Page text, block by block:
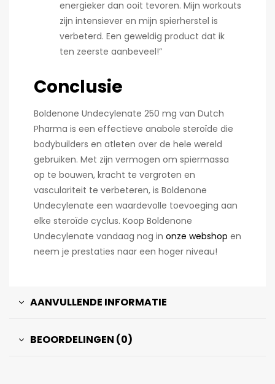
energieker dan ooit tevoren. Mijn workouts
zijn intensiever en mijn spierherstel is
verbeterd. Een geweldig product dat ik
ten zeerste aanbeveel!”
Conclusie
Boldenone Undecylenate 250 mg van Dutch
Pharma is een effectieve anabole steroïde die
bodybuilders en atleten over de hele wereld
gebruiken. Met zijn vermogen om spiermassa
op te bouwen, kracht te vergroten en
vasculariteit te verbeteren, is Boldenone
Undecylenate een waardevolle toevoeging aan
elke steroïde cyclus. Koop Boldenone
Undecylenate vandaag nog in onze webshop en
neem je prestaties naar een hoger niveau!
AANVULLENDE INFORMATIE
BEOORDELINGEN (0)